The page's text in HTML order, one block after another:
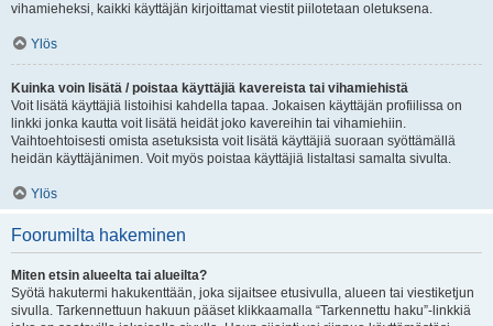
vihamieheksi, kaikki käyttäjän kirjoittamat viestit piilotetaan oletuksena.
Ylös
Kuinka voin lisätä / poistaa käyttäjiä kavereista tai vihamiehistä
Voit lisätä käyttäjiä listoihisi kahdella tapaa. Jokaisen käyttäjän profiilissa on
linkki jonka kautta voit lisätä heidät joko kavereihin tai vihamiehiin.
Vaihtoehtoisesti omista asetuksista voit lisätä käyttäjiä suoraan syöttämällä
heidän käyttäjänimen. Voit myös poistaa käyttäjiä listaltasi samalta sivulta.
Ylös
Foorumilta hakeminen
Miten etsin alueelta tai alueilta?
Syötä hakutermi hakukenttään, joka sijaitsee etusivulla, alueen tai viestiketjun
sivulla. Tarkennettuun hakuun pääset klikkaamalla “Tarkennettu haku”-linkkiä